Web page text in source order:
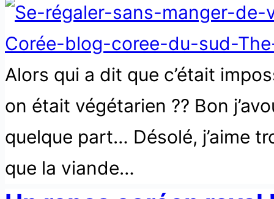
Alors qui a dit que c’était
on était végétarien ?? Bon
quelque part… Désolé, j’aime
que la viande…